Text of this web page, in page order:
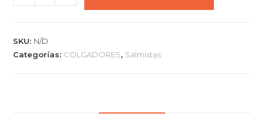
SKU: N/D
Categorías: COLGADORES, Salmistas